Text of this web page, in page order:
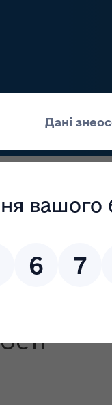
Прес-центр
крові та
господарської